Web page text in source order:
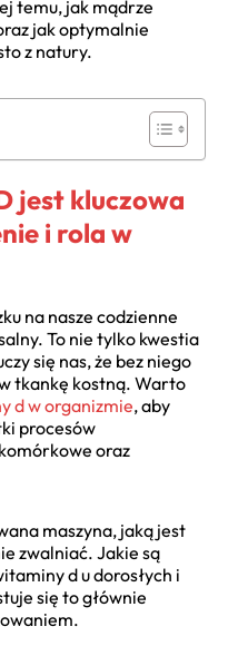
temu, jak mądrze
jak optymalnie
z natury.
jest kluczowa
i rola w
na nasze codzienne
To nie tylko kwestia
się nas, że bez niego
tkankę kostną. Warto
d w organizmie, aby
procesów
oraz
maszyna, jaką jest
zwalniać. Jakie są
d u dorosłych i
się to głównie